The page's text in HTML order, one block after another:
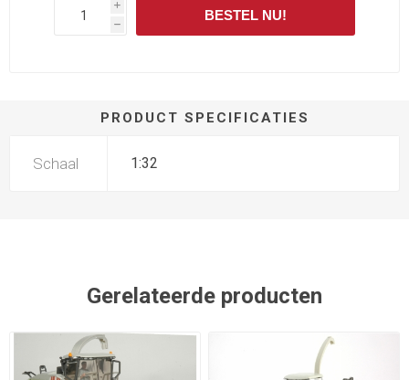
i
h
BESTEL NU!
PRODUCT SPECIFICATIES
Schaal 1:32
Gerelateerde producten